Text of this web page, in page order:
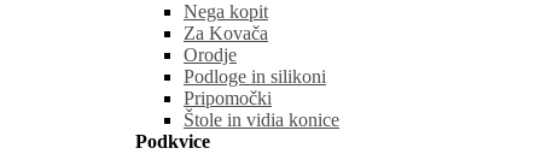
Nega kopit
Za Kovača
Orodje
Podloge in silikoni
Pripomočki
Štole in vidia konice
Podkvice